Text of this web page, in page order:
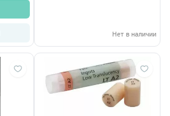
Нет в наличии